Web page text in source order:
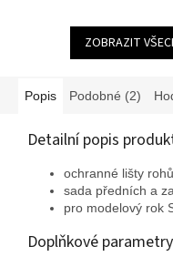
ZOBRAZIT
Popis Podobné (2)
Detailní popis
ochranné lišty
sada předních a
pro modelový rok
Doplňkové parametry